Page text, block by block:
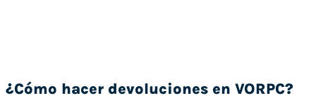
¿Cómo hacer devoluciones en VORPC?